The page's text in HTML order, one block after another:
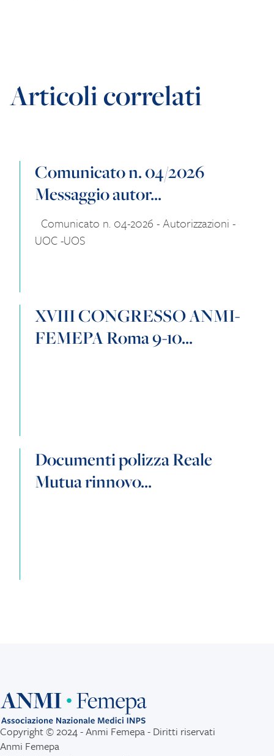
Articoli correlati
Comunicato n. 04/2026
Messaggio autor...
Comunicato n. 04-2026 - Autorizzazioni -
UOC -UOS
XVIII CONGRESSO ANMI-
FEMEPA Roma 9-10...
Documenti polizza Reale
Mutua rinnovo...
Copyright © 2024 - Anmi Femepa - Diritti riservati
Anmi Femepa